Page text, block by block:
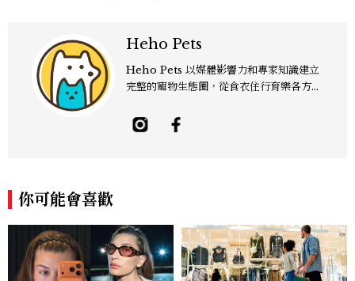
Heho Pets
Heho Pets 以媒體影響力和專家知識建立
完整的寵物生態圈，從食衣住行育樂各方面
寵物照護。
你可能會喜歡